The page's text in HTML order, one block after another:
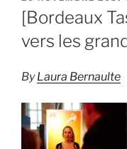
LE
[Bordeaux
vers les
ByLaura Bernaulte